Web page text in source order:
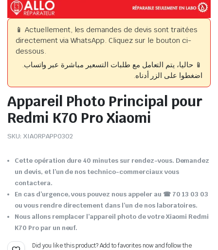
📱 Actuellement, les demandes de devis sont traitées
directement via WhatsApp. Cliquez sur le bouton ci-
dessous.
📱 حاليا، يتم التعامل مع طلبات التسعير مباشرة عبر واتساب.
اضغطوا على الزر أدناه.
Appareil Photo Principal pour
Redmi K70 Pro Xiaomi
SKU: XIAORPAPP0302
Cette opération dure 40 minutes sur rendez-vous. Demandez
un devis, et l’un de nos technico-commerciaux vous
contactera.
En cas d’urgence, vous pouvez nous appeler au ☎ 70 13 03 03
ou vous rendre directement dans l’un de nos laboratoires.
Nous allons remplacer l’appareil photo de votre Xiaomi Redmi
K70 Pro par un neuf.
Did you like this product? Add to favorites now and follow the